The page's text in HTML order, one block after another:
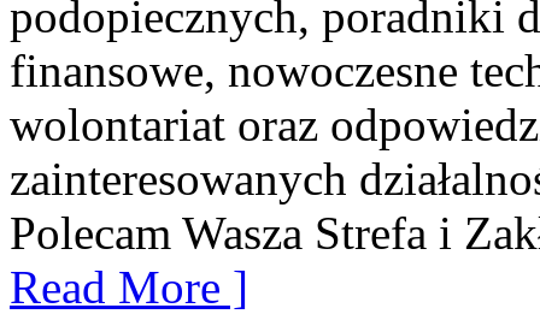
podopiecznych, poradniki
finansowe, nowoczesne
wolontariat oraz
zainteresowanych
Polecam Wasza Strefa i
Read More ]